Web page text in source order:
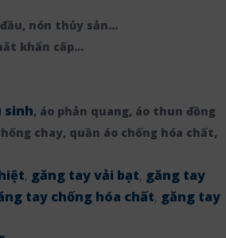
nón thủy sản…
khẩn cấp…
sinh, áo phản quang, áo thun đồng
chay, quần áo chống hóa chất,
, găng tay vải bạt, găng tay
tay chống hóa chất, găng tay